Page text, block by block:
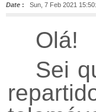
Date : Sun, 7 Feb 2021
Olá!
Sei